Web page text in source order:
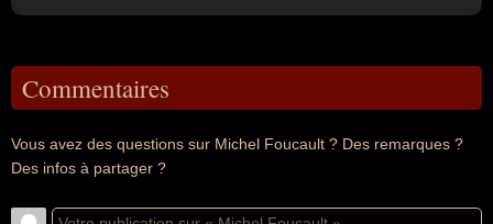
Commentaires
Vous avez des questions sur Michel Foucault ? Des remarques ?
Des infos à partager ?